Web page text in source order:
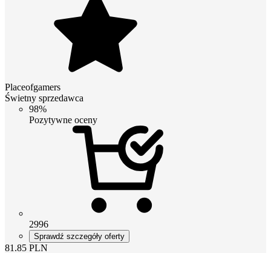
Placeofgamers
Świetny sprzedawca
98%
Pozytywne oceny
2996
Sprawdź szczegóły oferty
81.85 PLN